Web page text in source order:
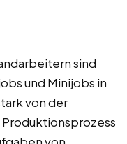
sind
und Minijobs in
von der